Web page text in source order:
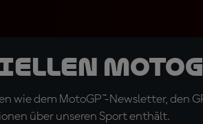
wie dem MotoGP™-Newsletter, den
über unseren Sport enthält.